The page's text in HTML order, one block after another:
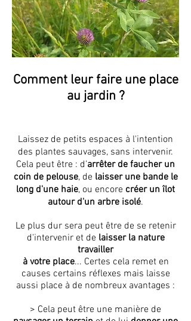
Comment leur faire une place
au jardin ?
Laissez de petits espaces à l'intention
des plantes sauvages, sans intervenir.
Cela peut être : d’arrêter de faucher un
coin de pelouse, de laisser une bande le
long d'une haie, ou encore créer un îlot
autour d'un arbre isolé.
Le plus dur sera peut être de se retenir
d'intervenir et de laisser la nature
travailler
à votre place... Certes cela remet en
causes certains réflexes mais laisse
aussi place à de nombreux avantages :
> Cela peut être une manière de